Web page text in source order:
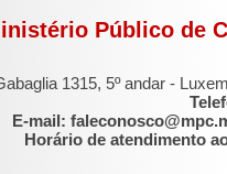
Público de
1315, 5º andar -
E-mail:
Horário de atendimento